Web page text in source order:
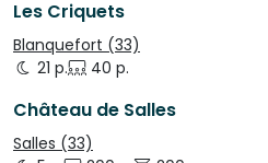
Les Criquets
Blanquefort (33)
21 p.
40 p.
Château de Salles
Salles (33)